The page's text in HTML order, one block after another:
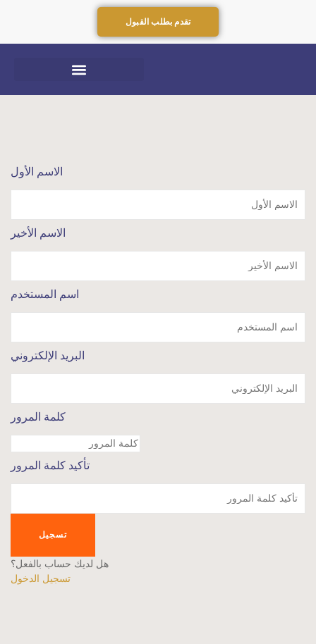
تقدم بطلب القبول
الاسم الأول
الاسم الأخير
اسم المستخدم
البريد الإلكتروني
كلمة المرور
تأكيد كلمة المرور
تسجيل
هل لديك حساب بالفعل؟
تسجيل الدخول